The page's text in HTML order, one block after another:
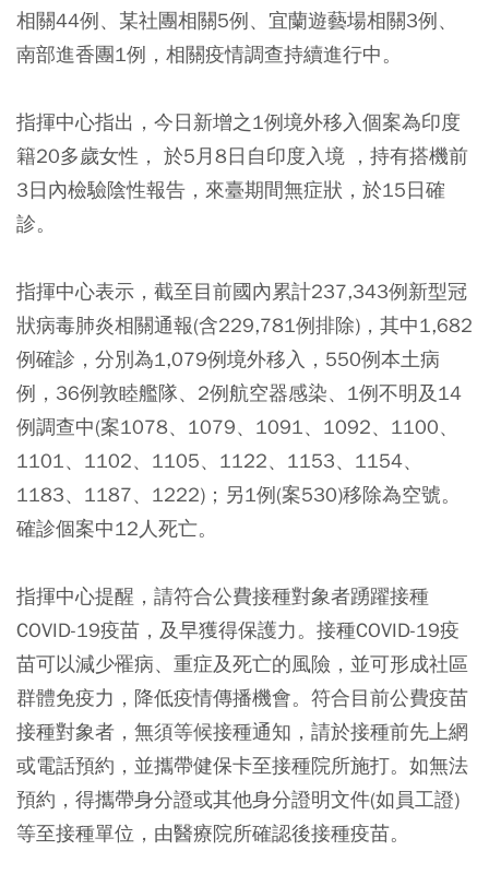
相關44例、某社團相關5例、宜蘭遊藝場相關3例、
南部進香團1例，相關疫情調查持續進行中。
指揮中心指出，今日新增之1例境外移入個案為印度
籍20多歲女性， 於5月8日自印度入境 ，持有搭機前
3日內檢驗陰性報告，來臺期間無症狀，於15日確
診。
指揮中心表示，截至目前國內累計237,343例新型冠
狀病毒肺炎相關通報(含229,781例排除)，其中1,682
例確診，分別為1,079例境外移入，550例本土病
例，36例敦睦艦隊、2例航空器感染、1例不明及14
例調查中(案1078、1079、1091、1092、1100、
1101、1102、1105、1122、1153、1154、
1183、1187、1222)；另1例(案530)移除為空號。
確診個案中12人死亡。
指揮中心提醒，請符合公費接種對象者踴躍接種
COVID-19疫苗，及早獲得保護力。接種COVID-19疫
苗可以減少罹病、重症及死亡的風險，並可形成社區
群體免疫力，降低疫情傳播機會。符合目前公費疫苗
接種對象者，無須等候接種通知，請於接種前先上網
或電話預約，並攜帶健保卡至接種院所施打。如無法
預約，得攜帶身分證或其他身分證明文件(如員工證)
等至接種單位，由醫療院所確認後接種疫苗。